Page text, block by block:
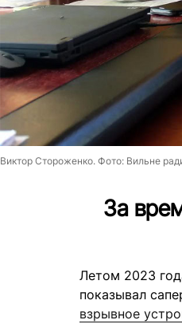
Виктор Стороженко. Фото: Вильне
За
Летом 2023
показывал
взрывное